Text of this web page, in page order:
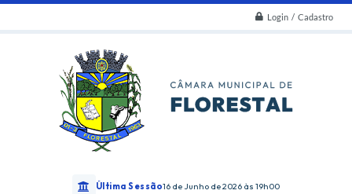
Login / Cadastro
Última Sessão16 de Junho de 2026 19h00